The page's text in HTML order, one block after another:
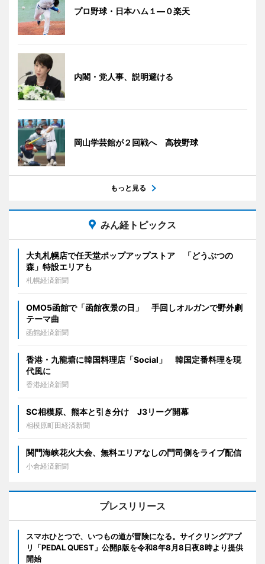
プロ野球・日本ハム１―０楽天
内閣・党人事、説明避ける
岡山学芸館が２回戦へ 高校野球
もっと見る
みん経トピックス
大丸札幌店で任天堂ポップアップストア 「どうぶつの
森」特設エリアも
札幌経済新聞
OMO5函館で「函館夜景の日」 手回しオルガンで野外劇
テーマ曲
函館経済新聞
香港・九龍塘に韓国料理店「Social」 韓国定番料理を現
代風に
香港経済新聞
SC相模原、熊本と引き分け J3リーグ開幕
相模原町田経済新聞
関門海峡花火大会、無料エリアなしの門司側をライブ配信
小倉経済新聞
プレスリリース
スマホひとつで、いつもの道が冒険になる。サイクリングアプ
リ「PEDAL QUEST」公開β版を令和8年8月8日夜8時より提供
開始